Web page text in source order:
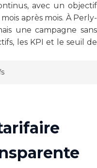
avec un objectif
après mois. À Perly-
une campagne sans
les KPI et le seuil de